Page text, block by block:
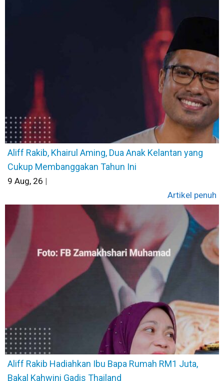
Aliff Rakib, Khairul Aming, Dua Anak Kelantan yang
Cukup Membanggakan Tahun Ini
9 Aug, 26 |
Artikel penuh
Aliff Rakib Hadiahkan Ibu Bapa Rumah RM1 Juta,
Bakal Kahwini Gadis Thailand